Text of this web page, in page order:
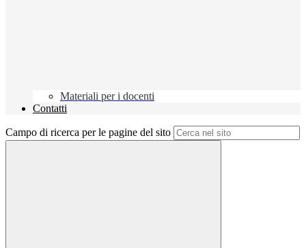
Materiali per i docenti
Contatti
Campo di ricerca per le pagine del sito